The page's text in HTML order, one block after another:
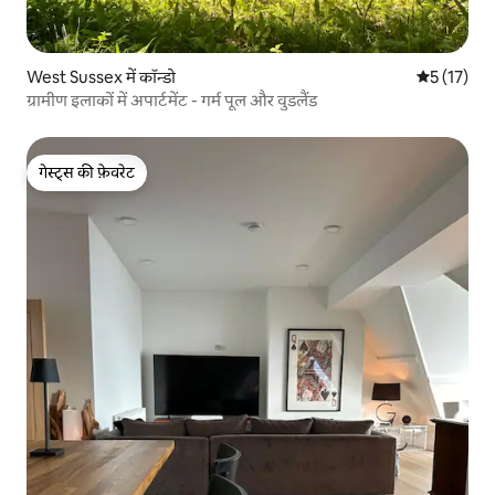
West Sussex में कॉन्डो औसत रेटिंग
5 (17)
ग्रामीण इलाकों में अपार्टमेंट - गर्म पूल और वुडलैंड
गेस्ट्स की फ़ेवरेट
गेस्ट्स की फ़ेवरेट